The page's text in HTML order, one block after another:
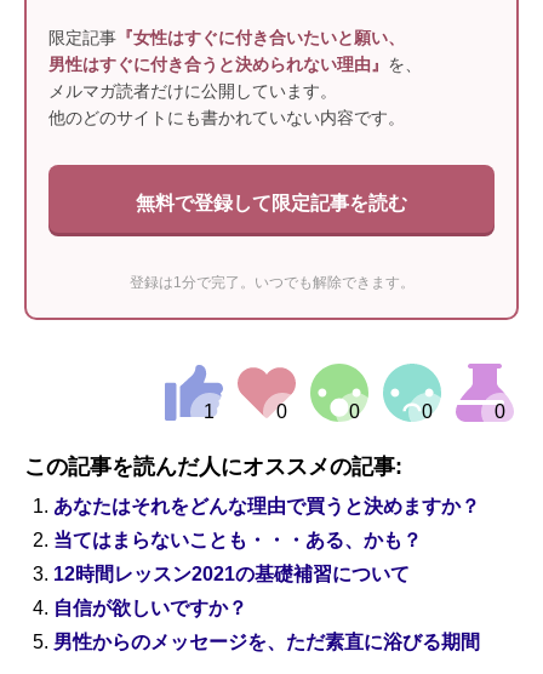
限定記事 『女性はすぐに付き合いたいと願い、
男性はすぐに付き合うと決められない理由』 を、
メルマガ読者だけに公開しています。
他のどのサイトにも書かれていない内容です。
無料で登録して限定記事を読む
登録は1分で完了。いつでも解除できます。
この記事を読んだ人にオススメの記事:
あなたはそれをどんな理由で買うと決めますか？
当てはまらないことも・・・ある、かも？
12時間レッスン2021の基礎補習について
自信が欲しいですか？
男性からのメッセージを、ただ素直に浴びる期間